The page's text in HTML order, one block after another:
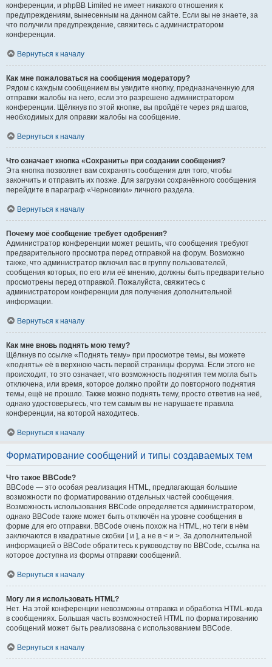
конференции, и phpBB Limited не имеет никакого отношения к
предупреждениям, вынесенным на данном сайте. Если вы не знаете, за
что получили предупреждение, свяжитесь с администратором
конференции.
Вернуться к началу
Как мне пожаловаться на сообщения модератору?
Рядом с каждым сообщением вы увидите кнопку, предназначенную для
отправки жалобы на него, если это разрешено администратором
конференции. Щёлкнув по этой кнопке, вы пройдёте через ряд шагов,
необходимых для оправки жалобы на сообщение.
Вернуться к началу
Что означает кнопка «Сохранить» при создании сообщения?
Эта кнопка позволяет вам сохранять сообщения для того, чтобы
закончить и отправить их позже. Для загрузки сохранённого сообщения
перейдите в параграф «Черновики» личного раздела.
Вернуться к началу
Почему моё сообщение требует одобрения?
Администратор конференции может решить, что сообщения требуют
предварительного просмотра перед отправкой на форум. Возможно
также, что администратор включил вас в группу пользователей,
сообщения которых, по его или её мнению, должны быть предварительно
просмотрены перед отправкой. Пожалуйста, свяжитесь с
администратором конференции для получения дополнительной
информации.
Вернуться к началу
Как мне вновь поднять мою тему?
Щёлкнув по ссылке «Поднять тему» при просмотре темы, вы можете
«поднять» её в верхнюю часть первой страницы форума. Если этого не
происходит, то это означает, что возможность поднятия тем могла быть
отключена, или время, которое должно пройти до повторного поднятия
темы, ещё не прошло. Также можно поднять тему, просто ответив на неё,
однако удостоверьтесь, что тем самым вы не нарушаете правила
конференции, на которой находитесь.
Вернуться к началу
Форматирование сообщений и типы создаваемых тем
Что такое BBCode?
BBCode — это особая реализация HTML, предлагающая большие
возможности по форматированию отдельных частей сообщения.
Возможность использования BBCode определяется администратором,
однако BBCode также может быть отключён на уровне сообщения в
форме для его отправки. BBCode очень похож на HTML, но теги в нём
заключаются в квадратные скобки [ и ], а не в < и >. За дополнительной
информацией о BBCode обратитесь к руководству по BBCode, ссылка на
которое доступна из формы отправки сообщений.
Вернуться к началу
Могу ли я использовать HTML?
Нет. На этой конференции невозможны отправка и обработка HTML-кода
в сообщениях. Большая часть возможностей HTML по форматированию
сообщений может быть реализована с использованием BBCode.
Вернуться к началу